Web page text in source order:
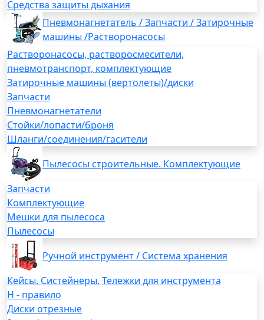
Средства защиты дыхания
Пневмонагнетатель / Запчасти / Затирочные
машины /Растворонасосы
Растворонасосы, растворосмесители,
пневмотранспорт, комплектующие
Затирочные машины (вертолеты)/диски
Запчасти
Пневмонагнетатели
Стойки/лопасти/броня
Шланги/соединения/гасители
Пылесосы строительные. Комплектующие
Запчасти
Комплектующие
Мешки для пылесоса
Пылесосы
Ручной инструмент / Система хранения
Кейсы. Систейнеры. Тележки для инструмента
H - правило
Диски отрезные